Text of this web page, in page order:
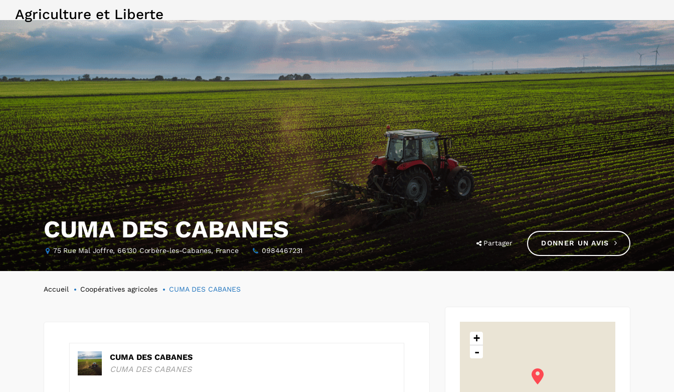
Agriculture et Liberte
CUMA DES CABANES
75 Rue Mal Joffre, 66130 Corbère-les-Cabanes, France 0984467231
Partager DONNER UN AVIS
Accueil Coopératives agricoles CUMA DES CABANES
CUMA DES CABANES
CUMA DES CABANES
+
-